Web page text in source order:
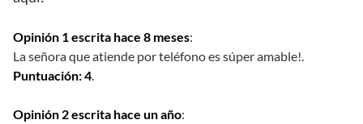
Opinión 1 escrita hace 8 meses:
La señora que atiende por teléfono es súper amable!.
Puntuación: 4
Opinión 2 escrita hace un año: